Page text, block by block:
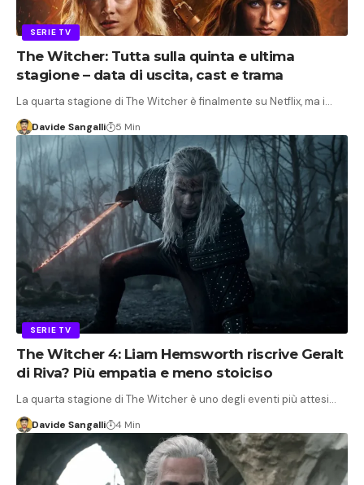
SERIE TV
The Witcher: Tutta sulla quinta e ultima
stagione – data di uscita, cast e trama
La quarta stagione di The Witcher è finalmente su Netflix, ma i…
Davide Sangalli 5 Min
SERIE TV
The Witcher 4: Liam Hemsworth riscrive Geralt
di Riva? Più empatia e meno stoiciso
La quarta stagione di The Witcher è uno degli eventi più attesi…
Davide Sangalli 4 Min